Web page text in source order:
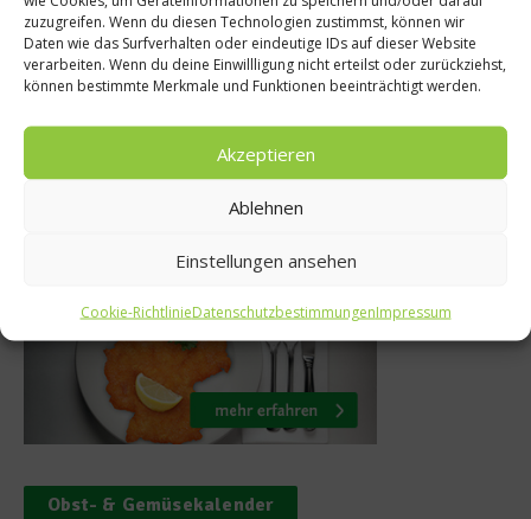
zuzugreifen. Wenn du diesen Technologien zustimmst, können wir
Daten wie das Surfverhalten oder eindeutige IDs auf dieser Website
verarbeiten. Wenn du deine Einwillligung nicht erteilst oder zurückziehst,
können bestimmte Merkmale und Funktionen beeinträchtigt werden.
Akzeptieren
Ablehnen
Einstellungen ansehen
Cookie-RichtlinieDatenschutzbestimmungenImpressum
und
Rezept:
Suppe
9. Oktober
Was isst Deutschland
Obst- & Gemüsekalender